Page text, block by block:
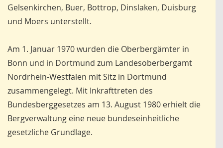
Gelsenkirchen, Buer, Bottrop, Dinslaken, Duisburg
und Moers unterstellt.
Am 1. Januar 1970 wurden die Oberbergämter in
Bonn und in Dortmund zum Landesoberbergamt
Nordrhein-Westfalen mit Sitz in Dortmund
zusammengelegt. Mit Inkrafttreten des
Bundesberggesetzes am 13. August 1980 erhielt die
Bergverwaltung eine neue bundeseinheitliche
gesetzliche Grundlage.